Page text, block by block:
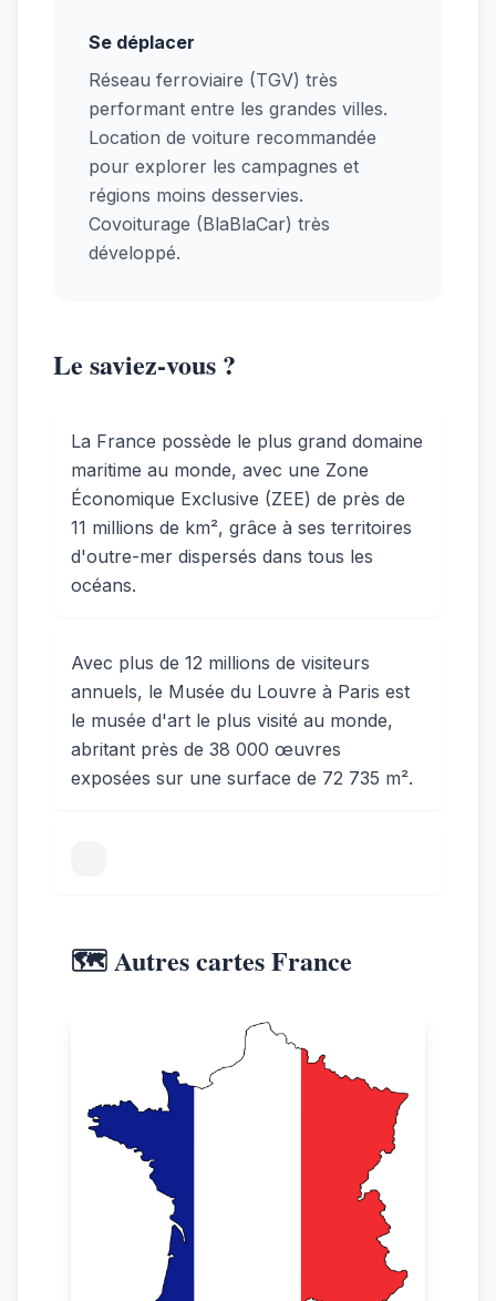
Se déplacer
Réseau ferroviaire (TGV) très
performant entre les grandes villes.
Location de voiture recommandée
pour explorer les campagnes et
régions moins desservies.
Covoiturage (BlaBlaCar) très
développé.
Le saviez-vous ?
La France possède le plus grand domaine
maritime au monde, avec une Zone
Économique Exclusive (ZEE) de près de
11 millions de km², grâce à ses territoires
d'outre-mer dispersés dans tous les
océans.
Avec plus de 12 millions de visiteurs
annuels, le Musée du Louvre à Paris est
le musée d'art le plus visité au monde,
abritant près de 38 000 œuvres
exposées sur une surface de 72 735 m².
🗺️ Autres cartes France